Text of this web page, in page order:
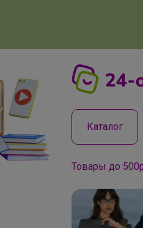
Каталог
Товары до